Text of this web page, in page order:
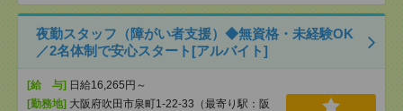
夜勤スタッフ（障がい者支援）◆無資格・未経験OK
／2名体制で安心スタート[アルバイト]
[給 与] 日給16,265円～
[勤務地] 大阪府吹田市泉町1-22-33（最寄り駅：阪